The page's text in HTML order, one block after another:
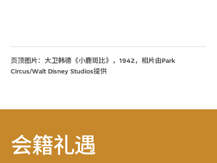
页顶图片：大卫韩德《小鹿斑比》，1942，相片由Park
Circus/Walt Disney Studios提供
会籍礼遇